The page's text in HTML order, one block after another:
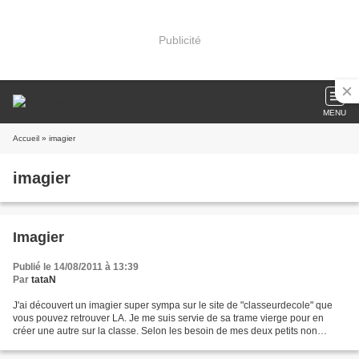
Publicité
MENU
Accueil » imagier
imagier
Imagier
Publié le 14/08/2011 à 13:39
Par tataN
J'ai découvert un imagier super sympa sur le site de "classeurdecole" que
vous pouvez retrouver LA. Je me suis servie de sa trame vierge pour en
créer une autre sur la classe. Selon les besoin de mes deux petits non